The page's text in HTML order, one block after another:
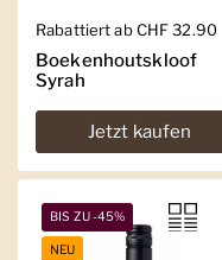
Regulärer Preis
Rabattiert ab CHF 32.90
Boekenhoutskloof
Syrah
Jetzt kaufen
BIS ZU -45%
NEU